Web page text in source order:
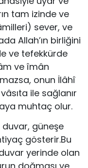
tam izinde ve
sever, ve
Allah’ın birliğini
ve tefekkürde
ve îmân
onun İlâhî
ile sağlanır
muhtaç olur.
duvar, güneşe
gösterir.Bu
yerinde olan